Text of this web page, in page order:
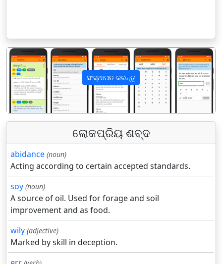
ସଂସ୍ଥାପନ କରନ୍ତୁ
पिछला अगला
ଲୋକପ୍ରିୟ ଶବ୍ଦ
abidance (noun)
Acting according to certain accepted standards.
soy (noun)
A source of oil. Used for forage and soil
improvement and as food.
wily (adjective)
Marked by skill in deception.